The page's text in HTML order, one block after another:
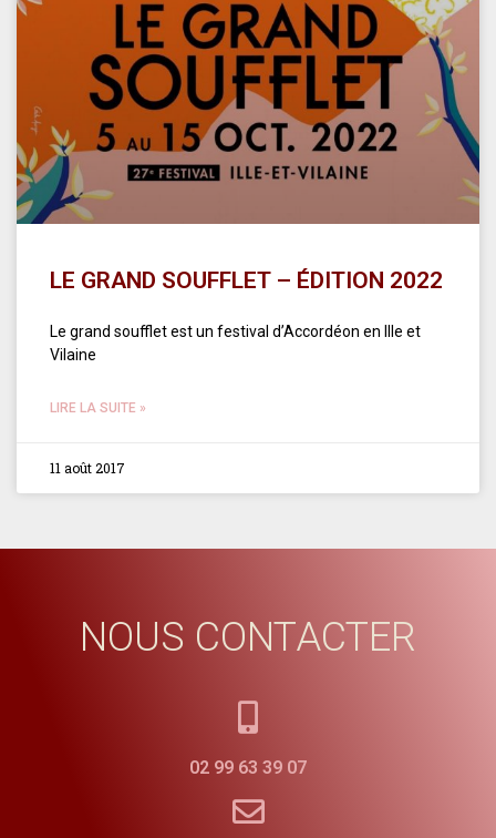
LE GRAND SOUFFLET – ÉDITION 2022
Le grand soufflet est un festival d’Accordéon en Ille et
Vilaine
LIRE LA SUITE »
11 août 2017
NOUS CONTACTER
02 99 63 39 07